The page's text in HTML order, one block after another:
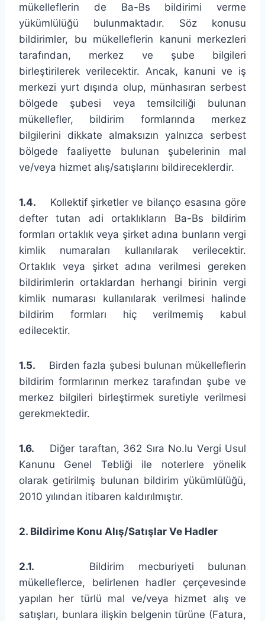
mükelleflerin de Ba-Bs bildirimi verme
yükümlülüğü bulunmaktadır. Söz konusu
bildirimler, bu mükelleflerin kanuni merkezleri
tarafından, merkez ve şube bilgileri
birleştirilerek verilecektir. Ancak, kanuni ve iş
merkezi yurt dışında olup, münhasıran serbest
bölgede şubesi veya temsilciliği bulunan
mükellefler, bildirim formlarında merkez
bilgilerini dikkate almaksızın yalnızca serbest
bölgede faaliyette bulunan şubelerinin mal
ve/veya hizmet alış/satışlarını bildireceklerdir.
1.4. Kollektif şirketler ve bilanço esasına göre
defter tutan adi ortaklıkların Ba-Bs bildirim
formları ortaklık veya şirket adına bunların vergi
kimlik numaraları kullanılarak verilecektir.
Ortaklık veya şirket adına verilmesi gereken
bildirimlerin ortaklardan herhangi birinin vergi
kimlik numarası kullanılarak verilmesi halinde
bildirim formları hiç verilmemiş kabul
edilecektir.
1.5. Birden fazla şubesi bulunan mükelleflerin
bildirim formlarının merkez tarafından şube ve
merkez bilgileri birleştirmek suretiyle verilmesi
gerekmektedir.
1.6. Diğer taraftan, 362 Sıra No.lu Vergi Usul
Kanunu Genel Tebliği ile noterlere yönelik
olarak getirilmiş bulunan bildirim yükümlülüğü,
2010 yılından itibaren kaldırılmıştır.
2. Bildirime Konu Alış/Satışlar Ve Hadler
2.1. Bildirim mecburiyeti bulunan
mükelleflerce, belirlenen hadler çerçevesinde
yapılan her türlü mal ve/veya hizmet alış ve
satışları, bunlara ilişkin belgenin türüne (Fatura,